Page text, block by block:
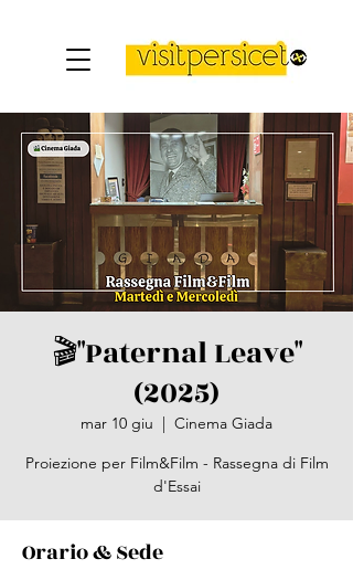
🎬"Paternal Leave"
(2025)
mar 10 giu
  |
Cinema Giada
Proiezione per Film&Film - Rassegna di Film
d'Essai
Orario & Sede